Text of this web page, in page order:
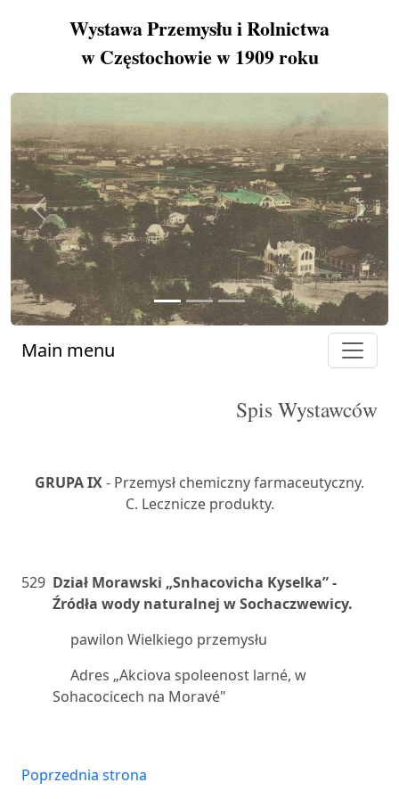
Wystawa Przemysłu i Rolnictwa
w Częstochowie w 1909 roku
Previous Next
Main menu
Spis Wystawców
GRUPA IX- Przemysł chemiczny farmaceutyczny.
C. Lecznicze produkty.
529 Dział Morawski „Snhacovicha Kyselka” -
Źródła wody naturalnej w Sochaczwewicy.
pawilon Wielkiego przemysłu
Adres „Akciova spoleenost larné, w
Sohacocicech na Moravé"
Poprzednia strona